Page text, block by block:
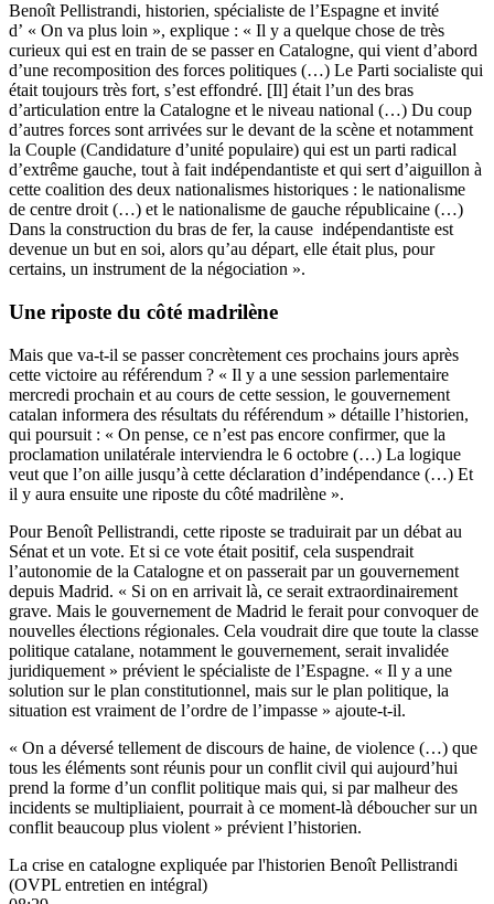
Benoît Pellistrandi, historien, spécialiste de l’Espagne et invité
d’ « On va plus loin », explique : « Il y a quelque chose de très
curieux qui est en train de se passer en Catalogne, qui vient d’abord
d’une recomposition des forces politiques (…) Le Parti socialiste qui
était toujours très fort, s’est effondré. [Il] était l’un des bras
d’articulation entre la Catalogne et le niveau national (…) Du coup
d’autres forces sont arrivées sur le devant de la scène et notamment
la Couple (Candidature d’unité populaire) qui est un parti radical
d’extrême gauche, tout à fait indépendantiste et qui sert d’aiguillon à
cette coalition des deux nationalismes historiques : le nationalisme
de centre droit (…) et le nationalisme de gauche républicaine (…)
Dans la construction du bras de fer, la cause indépendantiste est
devenue un but en soi, alors qu’au départ, elle était plus, pour
certains, un instrument de la négociation ».
Une riposte du côté madrilène
Mais que va-t-il se passer concrètement ces prochains jours après
cette victoire au référendum ? « Il y a une session parlementaire
mercredi prochain et au cours de cette session, le gouvernement
catalan informera des résultats du référendum » détaille l’historien,
qui poursuit : « On pense, ce n’est pas encore confirmer, que la
proclamation unilatérale interviendra le 6 octobre (…) La logique
veut que l’on aille jusqu’à cette déclaration d’indépendance (…) Et
il y aura ensuite une riposte du côté madrilène ».
Pour Benoît Pellistrandi, cette riposte se traduirait par un débat au
Sénat et un vote. Et si ce vote était positif, cela suspendrait
l’autonomie de la Catalogne et on passerait par un gouvernement
depuis Madrid. « Si on en arrivait là, ce serait extraordinairement
grave. Mais le gouvernement de Madrid le ferait pour convoquer de
nouvelles élections régionales. Cela voudrait dire que toute la classe
politique catalane, notamment le gouvernement, serait invalidée
juridiquement » prévient le spécialiste de l’Espagne. « Il y a une
solution sur le plan constitutionnel, mais sur le plan politique, la
situation est vraiment de l’ordre de l’impasse » ajoute-t-il.
« On a déversé tellement de discours de haine, de violence (…) que
tous les éléments sont réunis pour un conflit civil qui aujourd’hui
prend la forme d’un conflit politique mais qui, si par malheur des
incidents se multipliaient, pourrait à ce moment-là déboucher sur un
conflit beaucoup plus violent » prévient l’historien.
La crise en catalogne expliquée par l'historien Benoît Pellistrandi
(OVPL entretien en intégral)